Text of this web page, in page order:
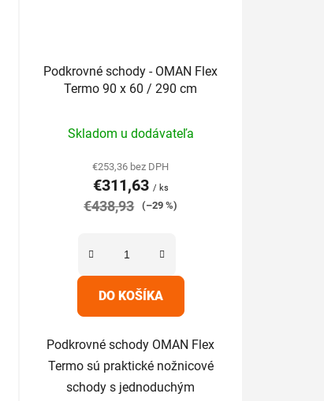
Podkrovné schody - OMAN Flex
Termo 90 x 60 / 290 cm
hodnotenie
produktu
je
5,0
Skladom u dodávateľa
€253,36 bez DPH
€311,63 / ks
€438,93 (–29 %)
DO KOŠÍKA
Podkrovné schody OMAN Flex
Termo sú praktické nožnicové
schody s jednoduchým